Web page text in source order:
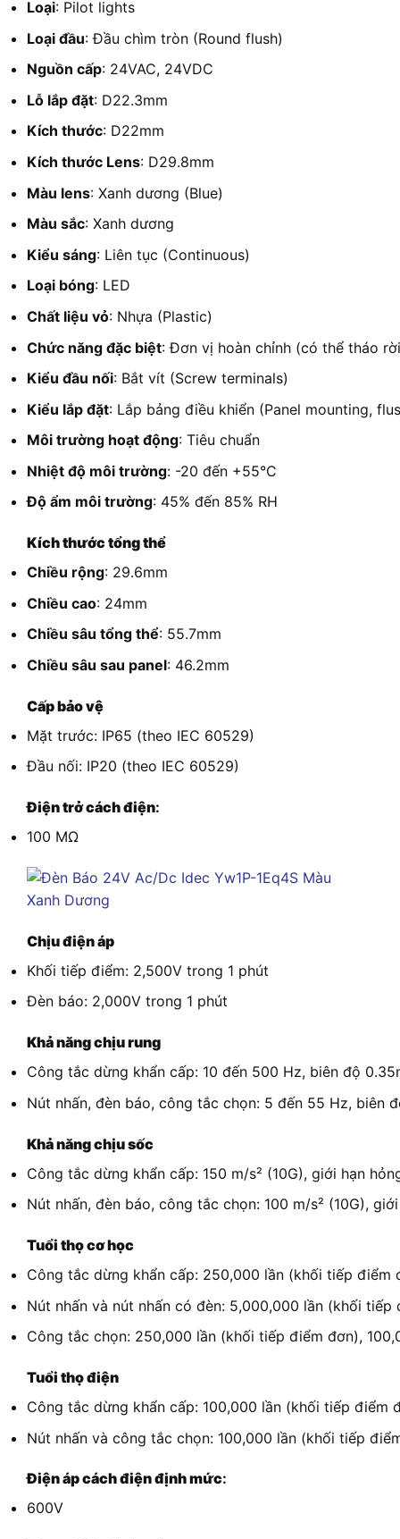
Loại: Pilot lights
Loại đầu: Đầu chìm tròn (Round flush)
Nguồn cấp: 24VAC, 24VDC
Lỗ lắp đặt: D22.3mm
Kích thước: D22mm
Kích thước Lens: D29.8mm
Màu lens: Xanh dương (Blue)
Màu sắc: Xanh dương
Kiểu sáng: Liên tục (Continuous)
Loại bóng: LED
Chất liệu vỏ: Nhựa (Plastic)
Chức năng đặc biệt: Đơn vị hoàn chỉnh (có thể tháo
Kiểu đầu nối: Bắt vít (Screw terminals)
Kiểu lắp đặt: Lắp bảng điều khiển (Panel mounting,
Môi trường hoạt động: Tiêu chuẩn
Nhiệt độ môi trường: -20 đến +55°C
Độ ẩm môi trường: 45% đến 85% RH
Kích thước tổng thể
Chiều rộng: 29.6mm
Chiều cao: 24mm
Chiều sâu tổng thể: 55.7mm
Chiều sâu sau panel: 46.2mm
Cấp bảo vệ
Mặt trước: IP65 (theo IEC 60529)
Đầu nối: IP20 (theo IEC 60529)
Điện trở cách điện:
100 MΩ
Chịu điện áp
Khối tiếp điểm: 2,500V trong 1 phút
Đèn báo: 2,000V trong 1 phút
Khả năng chịu rung
Công tắc dừng khẩn cấp: 10 đến 500 Hz, biên độ
Nút nhấn, đèn báo, công tắc chọn: 5 đến 55 Hz, biên
Khả năng chịu sốc
Công tắc dừng khẩn cấp: 150 m/s² (10G), giới hạn
Nút nhấn, đèn báo, công tắc chọn: 100 m/s² (10G),
Tuổi thọ cơ học
Công tắc dừng khẩn cấp: 250,000 lần (khối tiếp điểm
Nút nhấn và nút nhấn có đèn: 5,000,000 lần (khối
Công tắc chọn: 250,000 lần (khối tiếp điểm đơn),
Tuổi thọ điện
Công tắc dừng khẩn cấp: 100,000 lần (khối tiếp điểm
Nút nhấn và công tắc chọn: 100,000 lần (khối tiếp
Điện áp cách điện định mức:
600V